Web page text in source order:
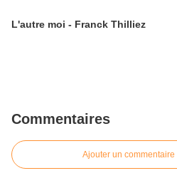
L'autre moi - Franck Thilliez
Commentaires
Ajouter un commentaire